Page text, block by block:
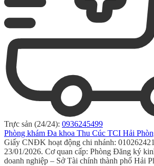
Trực sản (24/24): 0936245499
Phòng khám Đa khoa Thu Cúc TCI Hải
Giấy CNĐK hoạt động chi nhánh:
23/01/2026. Cơ quan cấp: Phòng Đăng ký
doanh nghiệp – Sở Tài chính thành phố Hải